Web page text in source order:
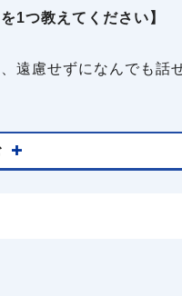
1つ教えてください】
遠慮せずになんでも話